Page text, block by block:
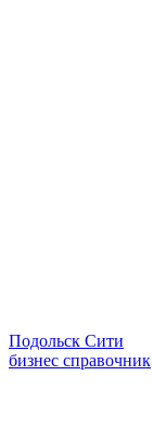
Подольск Сити
бизнес справочник